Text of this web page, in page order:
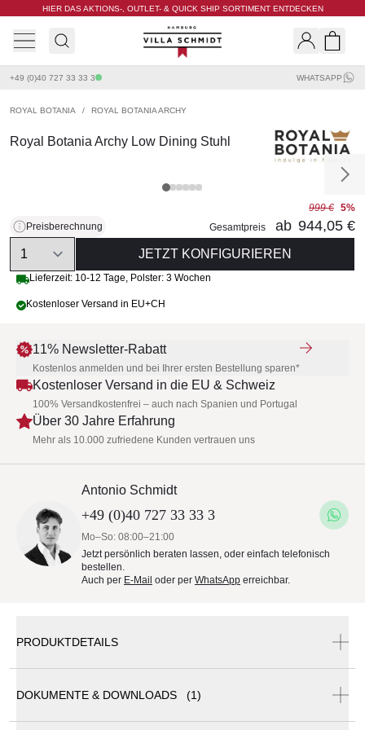
HIER DAS AKTIONS-, OUTLET- & QUICK SHIP SORTIMENT ENTDECKEN
Villa Schmidt
+49 (0)40 727 33 33 3 WHATSAPP
ROYAL BOTANIA / ROYAL BOTANIA ARCHY
Royal Botania Archy Low Dining Stuhl
Preisberechnung
999 € 5%
Gesamtpreis
ab 944,05 €
Quantity
JETZT KONFIGURIEREN
Lieferzeit: 10-12 Tage, Polster: 3 Wochen
Kostenloser Versand in EU+CH
11% Newsletter-Rabatt
Kostenlos anmelden und bei Ihrer ersten Bestellung sparen*
Kostenloser Versand in die EU & Schweiz
100% Versandkostenfrei – auch nach Spanien und Portugal
Über 30 Jahre Erfahrung
Mehr als 10.000 zufriedene Kunden vertrauen uns
Antonio Schmidt
+49 (0)40 727 33 33 3
Mo–So: 08:00–21:00
Jetzt persönlich beraten lassen, oder einfach telefonisch
bestellen.
Auch per E-Mail oder per WhatsApp erreichbar.
PRODUKTDETAILS
DOKUMENTE & DOWNLOADS (1)